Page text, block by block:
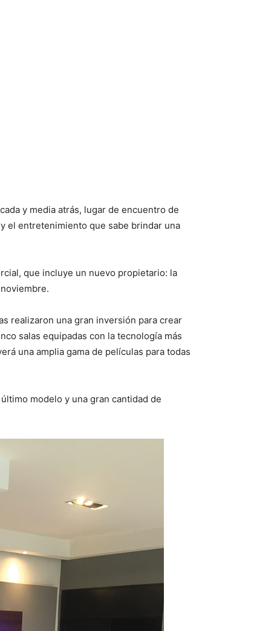
y media atrás, lugar de encuentro de
el entretenimiento que sabe brindar una
que incluye un nuevo propietario: la
realizaron una gran inversión para crear
salas equipadas con la tecnología más
una amplia gama de películas para todas
modelo y una gran cantidad de